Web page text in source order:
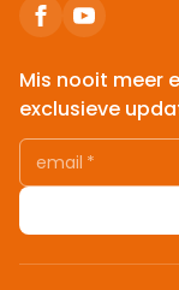
Mis nooit meer
exclusieve
email *